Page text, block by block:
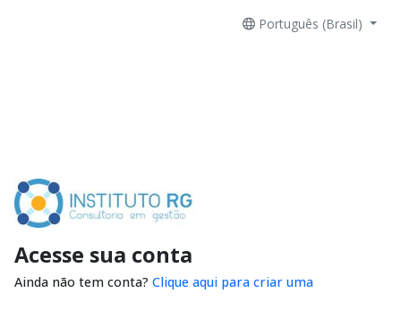
Português (Brasil)
Acesse sua conta
Ainda não tem conta? Clique aqui para criar uma